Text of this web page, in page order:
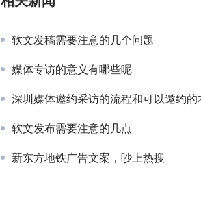
软文发稿需要注意的几个问题
媒体专访的意义有哪些呢
深圳媒体邀约采访的流程和可以邀约的本
软文发布需要注意的几点
新东方地铁广告文案，吵上热搜